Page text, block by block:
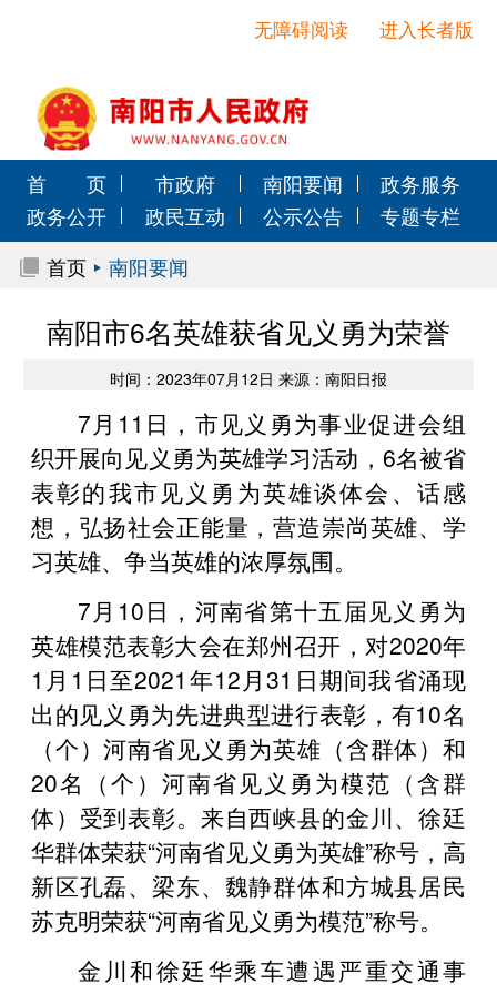
进入长者版
无障碍阅读
首 页 市政府 南阳要闻
政务服务
政务公开
政民互动 公示公告
专题专栏
首页
南阳要闻
南阳市6名英雄获省见义勇为荣誉
时间：2023年07月12日 来源：南阳日报
7月11日，市见义勇为事业促进会组
织开展向见义勇为英雄学习活动，6名被省
表彰的我市见义勇为英雄谈体会、话感
想，弘扬社会正能量，营造崇尚英雄、学
习英雄、争当英雄的浓厚氛围。
7月10日，河南省第十五届见义勇为
英雄模范表彰大会在郑州召开，对2020年
1月1日至2021年12月31日期间我省涌现
出的见义勇为先进典型进行表彰，有10名
（个）河南省见义勇为英雄（含群体）和
20名（个）河南省见义勇为模范（含群
体）受到表彰。来自西峡县的金川、徐廷
华群体荣获“河南省见义勇为英雄”称号，高
新区孔磊、梁东、魏静群体和方城县居民
苏克明荣获“河南省见义勇为模范”称号。
金川和徐廷华乘车遭遇严重交通事